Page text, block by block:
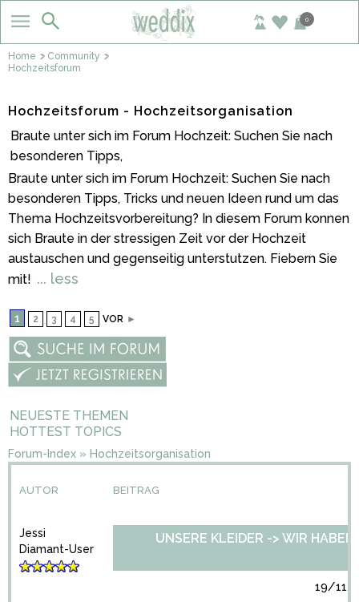
0
Home
Community
Hochzeitsforum
Hochzeitsforum - Hochzeitsorganisation
Braute unter sich im Forum Hochzeit: Suchen Sie nach
besonderen Tipps,
Braute unter sich im Forum Hochzeit: Suchen Sie nach
besonderen Tipps, Tricks und neuen Ideen rund um das
Thema Hochzeitsvorbereitung? In diesem Forum konnen
sich Braute in der stressigen Zeit vor der Hochzeit
austauschen und gegenseitig unterstutzen. Fiebern Sie
mit! ... less
1 2 3 4 5 VOR ►
NEUESTE THEMEN
HOTTEST TOPICS
Forum-Index » Hochzeitsorganisation
AUTOR BEITRAG
Jessi
Diamant-User
UNSERE KLEIDER -> WIR HABEN
19/11/